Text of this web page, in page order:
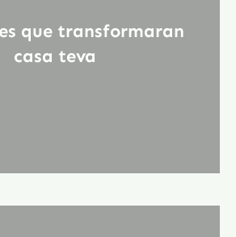
que transformaran
casa teva